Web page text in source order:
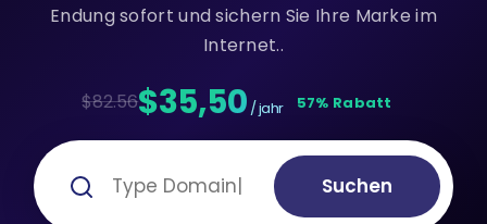
Endung sofort und sichern Sie Ihre Marke im
Internet..
$82.56$35,50 / jahr 57% Rabatt
Suchen